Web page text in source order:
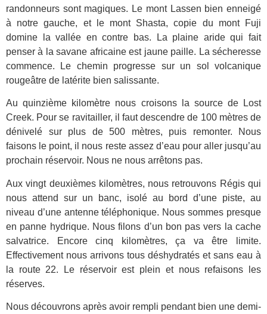
randonneurs sont magiques. Le mont Lassen bien enneigé
à notre gauche, et le mont Shasta, copie du mont Fuji
domine la vallée en contre bas. La plaine aride qui fait
penser à la savane africaine est jaune paille. La sécheresse
commence. Le chemin progresse sur un sol volcanique
rougeâtre de latérite bien salissante.
Au quinzième kilomètre nous croisons la source de Lost
Creek. Pour se ravitailler, il faut descendre de 100 mètres de
dénivelé sur plus de 500 mètres, puis remonter. Nous
faisons le point, il nous reste assez d’eau pour aller jusqu’au
prochain réservoir. Nous ne nous arrêtons pas.
Aux vingt deuxièmes kilomètres, nous retrouvons Régis qui
nous attend sur un banc, isolé au bord d’une piste, au
niveau d’une antenne téléphonique. Nous sommes presque
en panne hydrique. Nous filons d’un bon pas vers la cache
salvatrice. Encore cinq kilomètres, ça va être limite.
Effectivement nous arrivons tous déshydratés et sans eau à
la route 22. Le réservoir est plein et nous refaisons les
réserves.
Nous découvrons après avoir rempli pendant bien une demi-